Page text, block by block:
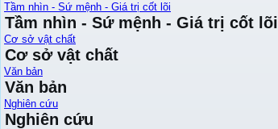
Tầm nhìn - Sứ mệnh - Giá trị cốt lõi
Tầm nhìn - Sứ mệnh - Giá trị cốt lõi
Cơ sở vật chất
Cơ sở vật chất
Văn bản
Văn bản
Nghiên cứu
Nghiên cứu